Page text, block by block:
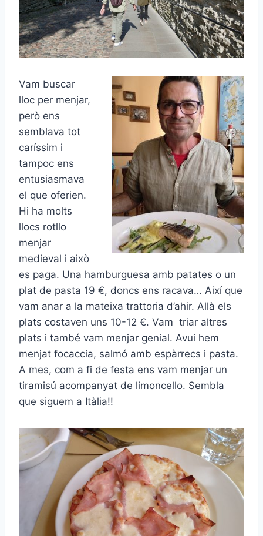
Vam buscar
lloc per menjar,
però ens
semblava tot
caríssim i
tampoc ens
entusiasmava
el que oferien.
Hi ha molts
llocs rotllo
menjar
medieval i això
es paga. Una hamburguesa amb patates o un
plat de pasta 19 €, doncs ens racava… Així que
vam anar a la mateixa trattoria d’ahir. Allà els
plats costaven uns 10-12 €. Vam triar altres
plats i també vam menjar genial. Avui hem
menjat focaccia, salmó amb espàrrecs i pasta.
A mes, com a fi de festa ens vam menjar un
tiramisú acompanyat de limoncello. Sembla
que siguem a Itàlia!!